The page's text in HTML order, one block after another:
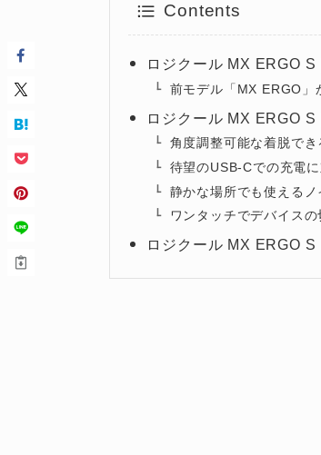
Contents
ロジクール MX ERGO S
前モデル「MX ERGO」
ロジクール MX ERGO S
角度調整可能な着脱でき
待望のUSB-Cでの充電
静かな場所でも使える
ワンタッチでデバイス
ロジクール MX ERGO S